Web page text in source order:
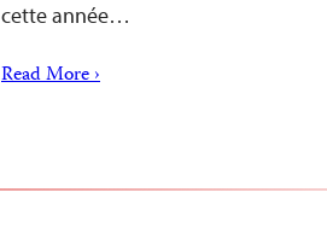
cette année…
Read More ›